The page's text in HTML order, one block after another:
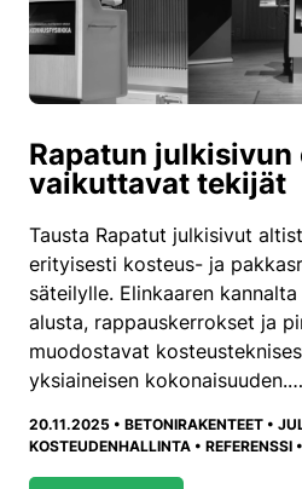
Rapatun julkisivun
vaikuttavat tekijät
Tausta Rapatut julkisivut
erityisesti kosteus- ja
säteilylle. Elinkaaren
alusta, rappauskerrokset ja
muodostavat
yksiaineisen kokonaisuuden.…
20.11.2025 • BETONIRAKENTEET •
KOSTEUDENHALLINTA • REFERENSSI •